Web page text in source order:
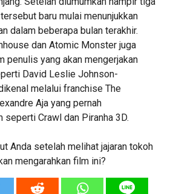
baru mulai menunjukkan
dalam beberapa bulan terakhir.
dan Atomic Monster juga
penulis yang akan mengerjakan
David Leslie Johnson-
melalui franchise The
Aja yang pernah
seperti Crawl dan Piranha 3D.
Anda setelah melihat jajaran tokoh
mengarahkan film ini?